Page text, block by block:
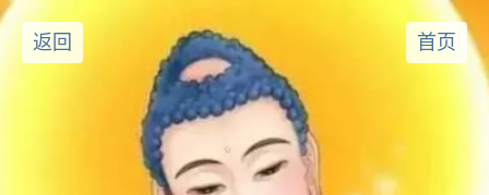
返回 首页